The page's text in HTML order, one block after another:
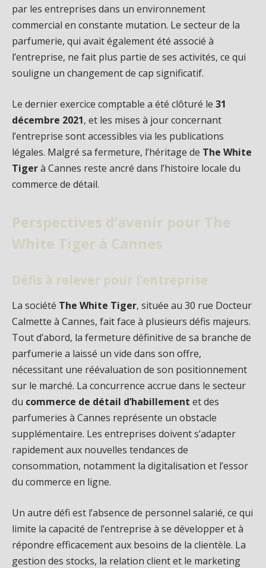
par les entreprises dans un environnement
commercial en constante mutation. Le secteur de la
parfumerie, qui avait également été associé à
l’entreprise, ne fait plus partie de ses activités, ce qui
souligne un changement de cap significatif.
Le dernier exercice comptable a été clôturé le 31
décembre 2021, et les mises à jour concernant
l’entreprise sont accessibles via les publications
légales. Malgré sa fermeture, l’héritage de The White
Tigerà Cannes reste ancré dans l’histoire locale du
commerce de détail.
Perspectives d’avenir pour The
White Tiger à Cannes
Défis à relever pour l’entreprise
La société The White Tiger, située au 30 rue Docteur
Calmette à Cannes, fait face à plusieurs défis majeurs.
Tout d’abord, la fermeture définitive de sa branche de
parfumerie a laissé un vide dans son offre,
nécessitant une réévaluation de son positionnement
sur le marché. La concurrence accrue dans le secteur
du commerce de détail d’habillement et des
parfumeries à Cannes représente un obstacle
supplémentaire. Les entreprises doivent s’adapter
rapidement aux nouvelles tendances de
consommation, notamment la digitalisation et l’essor
du commerce en ligne.
Un autre défi est l’absence de personnel salarié, ce qui
limite la capacité de l’entreprise à se développer et à
répondre efficacement aux besoins de la clientèle. La
gestion des stocks, la relation client et le marketing